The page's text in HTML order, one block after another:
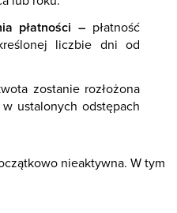
płatności – płatność
liczbie dni od
zostanie rozłożona
ustalonych odstępach
nieaktywna. W tym